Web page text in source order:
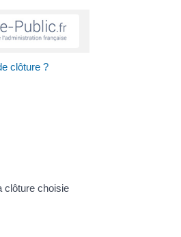
clôture ?
clôture choisie